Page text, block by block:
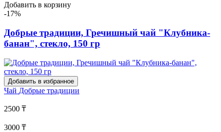
Добавить в корзину
-17%
Добрые традиции, Гречишный чай "Клубника-
банан", стекло, 150 гр
Добавить в избранное
Чай Добрые традиции
2500 ₸
3000 ₸